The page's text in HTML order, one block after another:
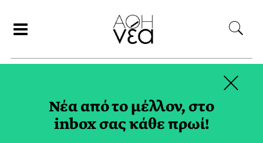
ΟΤΑ TAG
Νέα από το μέλλον, στο
inbox σας κάθε πρωί!
×